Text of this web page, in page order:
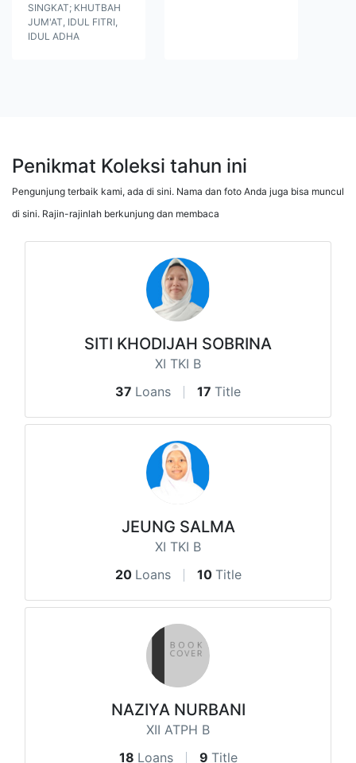
SINGKAT; KHUTBAH
JUM'AT, IDUL FITRI,
IDUL ADHA
Penikmat Koleksi tahun ini
Pengunjung terbaik kami, ada di sini. Nama dan foto Anda juga bisa muncul
di sini. Rajin-rajinlah berkunjung dan membaca
SITI KHODIJAH SOBRINA
XI TKI B
37 Loans 17 Title
JEUNG SALMA
XI TKI B
20 Loans 10 Title
NAZIYA NURBANI
XII ATPH B
18 Loans 9 Title